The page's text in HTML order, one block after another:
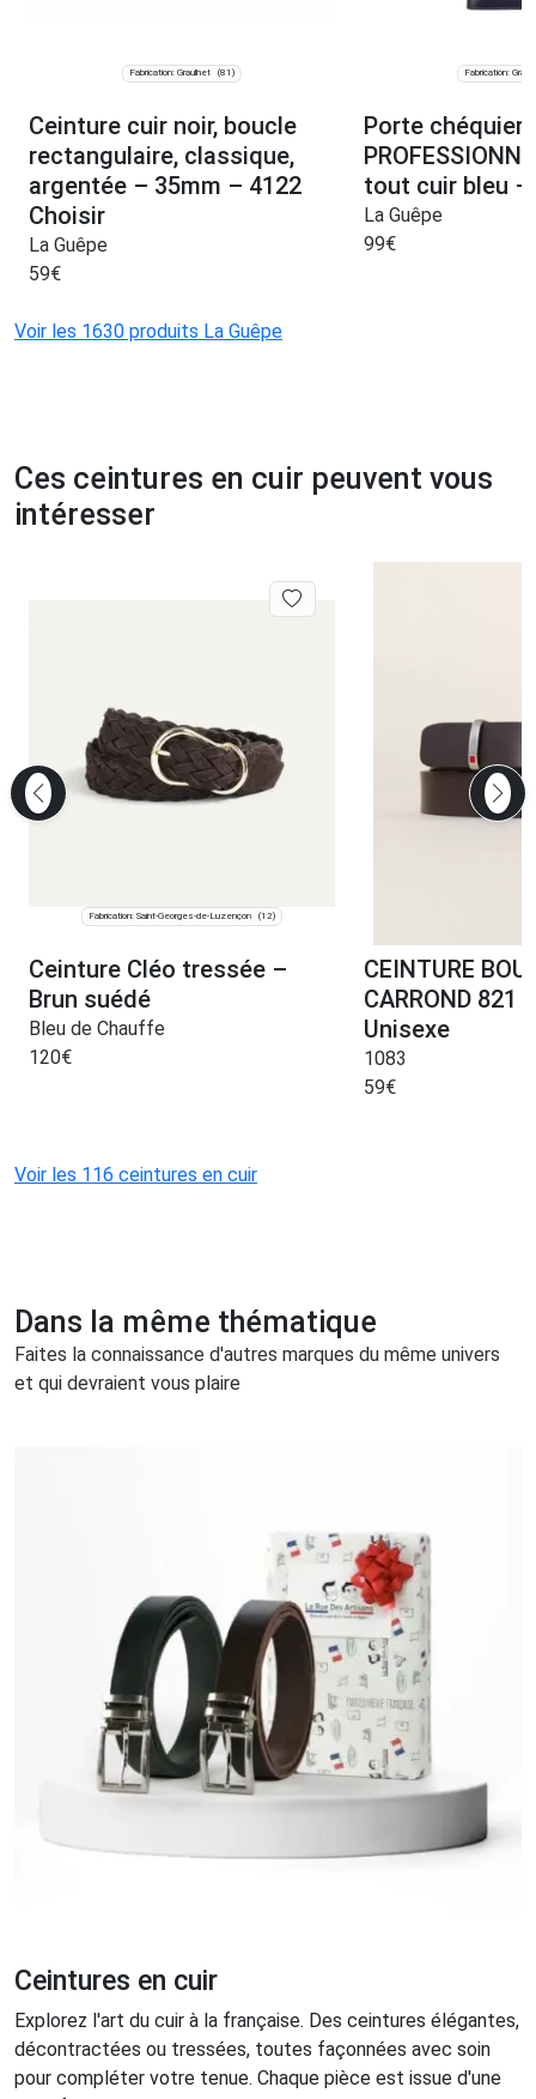
Fabrication: Graulhet (81)
Ceinture cuir noir, boucle
rectangulaire, classique,
argentée – 35mm – 4122
Choisir
La Guêpe
59€
Fabrication:
Porte chéquier
tout cuir bleu –
La Guêpe
99€
Voir les 1630 produits La Guêpe
Ces ceintures en cuir peuvent vous
intéresser
Fabrication: Saint-Georges-de-Luzençon (12)
Ceinture Cléo tressée –
Brun suédé
Bleu de Chauffe
120€
CEINTURE
CARROND 821
Unisexe
1083
59€
Voir les 116 ceintures en cuir
Dans la même thématique
Faites la connaissance d'autres marques du même univers
et qui devraient vous plaire
Ceintures en cuir
Explorez l'art du cuir à la française. Des ceintures élégantes,
décontractées ou tressées, toutes façonnées avec soin
pour compléter votre tenue. Chaque pièce est issue d'une